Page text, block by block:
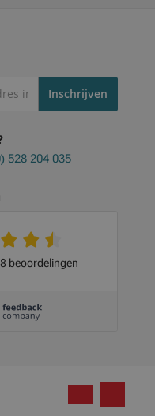
Inschrijven
528 204 035
beoordelingen